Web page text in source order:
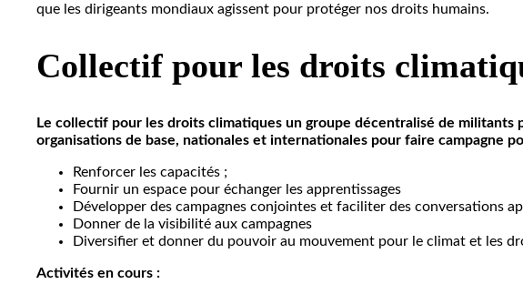
que les dirigeants mondiaux agissent pour protéger nos droits humains.
Collectif pour les droits
Le collectif pour les droits climatiques un groupe décentralisé de
organisations de base, nationales et internationales pour faire campagne
Renforcer les capacités ;
Fournir un espace pour échanger les apprentissages
Développer des campagnes conjointes et faciliter des conversations
Donner de la visibilité aux campagnes
Diversifier et donner du pouvoir au mouvement pour le climat et les
Activités en cours :